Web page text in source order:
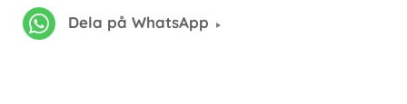
Dela på WhatsApp